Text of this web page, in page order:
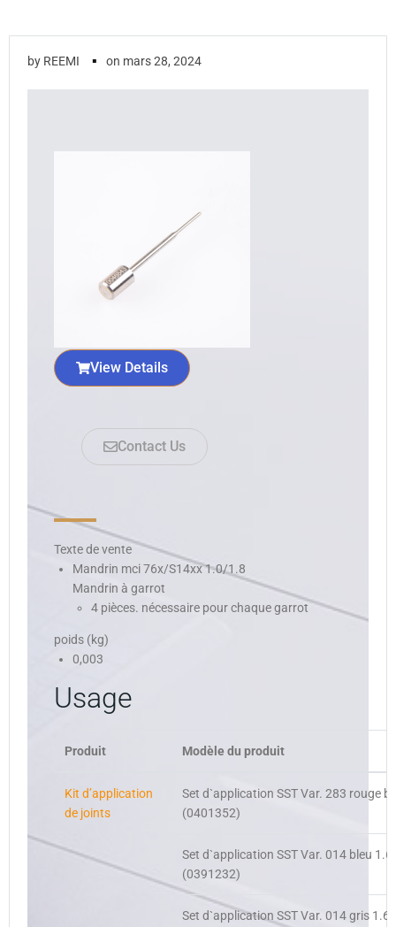
by REEMI ▪ on mars 28, 2024
View Details
Contact Us
Texte de vente
Mandrin mci 76x/S14xx 1.0/1.8
Mandrin à garrot
4 pièces. nécessaire pour chaque garrot
poids (kg)
0,003
Usage
Produit Modèle du produit
Kit d’application
de joints
Set d`application SST Var. 283 rouge
(0401352)
Set d`application SST Var. 014 bleu 1.6
(0391232)
Set d`application SST Var. 014 gris 1.6